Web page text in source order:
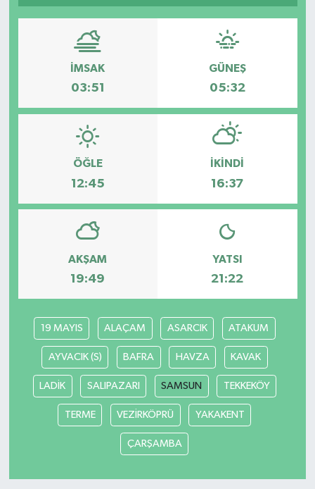
İMSAK
03:51
GÜNEŞ
05:32
ÖĞLE
12:45
İKINDI
16:37
AKŞAM
19:49
YATSI
21:22
19 MAYIS ALAÇAM ASARCIK ATAKUM
AYVACIK (S) BAFRA HAVZA KAVAK
LADİK SALIPAZARI SAMSUN TEKKEKÖY
TERME VEZİRKÖPRÜ YAKAKENT
ÇARŞAMBA